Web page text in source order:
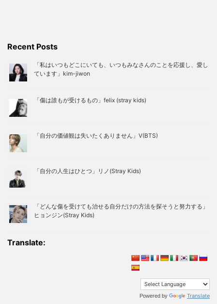
Recent Posts
「私はいつもどこにいても、いつもみなさんのことを応援し、愛し
ています」kim-jiwon
「傷は誰もが受けるもの」felix (stray kids)
「自分の価値観は失いたくありません」V(BTS)
「自分の人生はひとつ」リノ(Stray Kids)
「どんな傷を受けても治せる自分だけの方法を探そうと努力する」
ヒョンジン(Stray Kids)
Translate:
Powered by Translate